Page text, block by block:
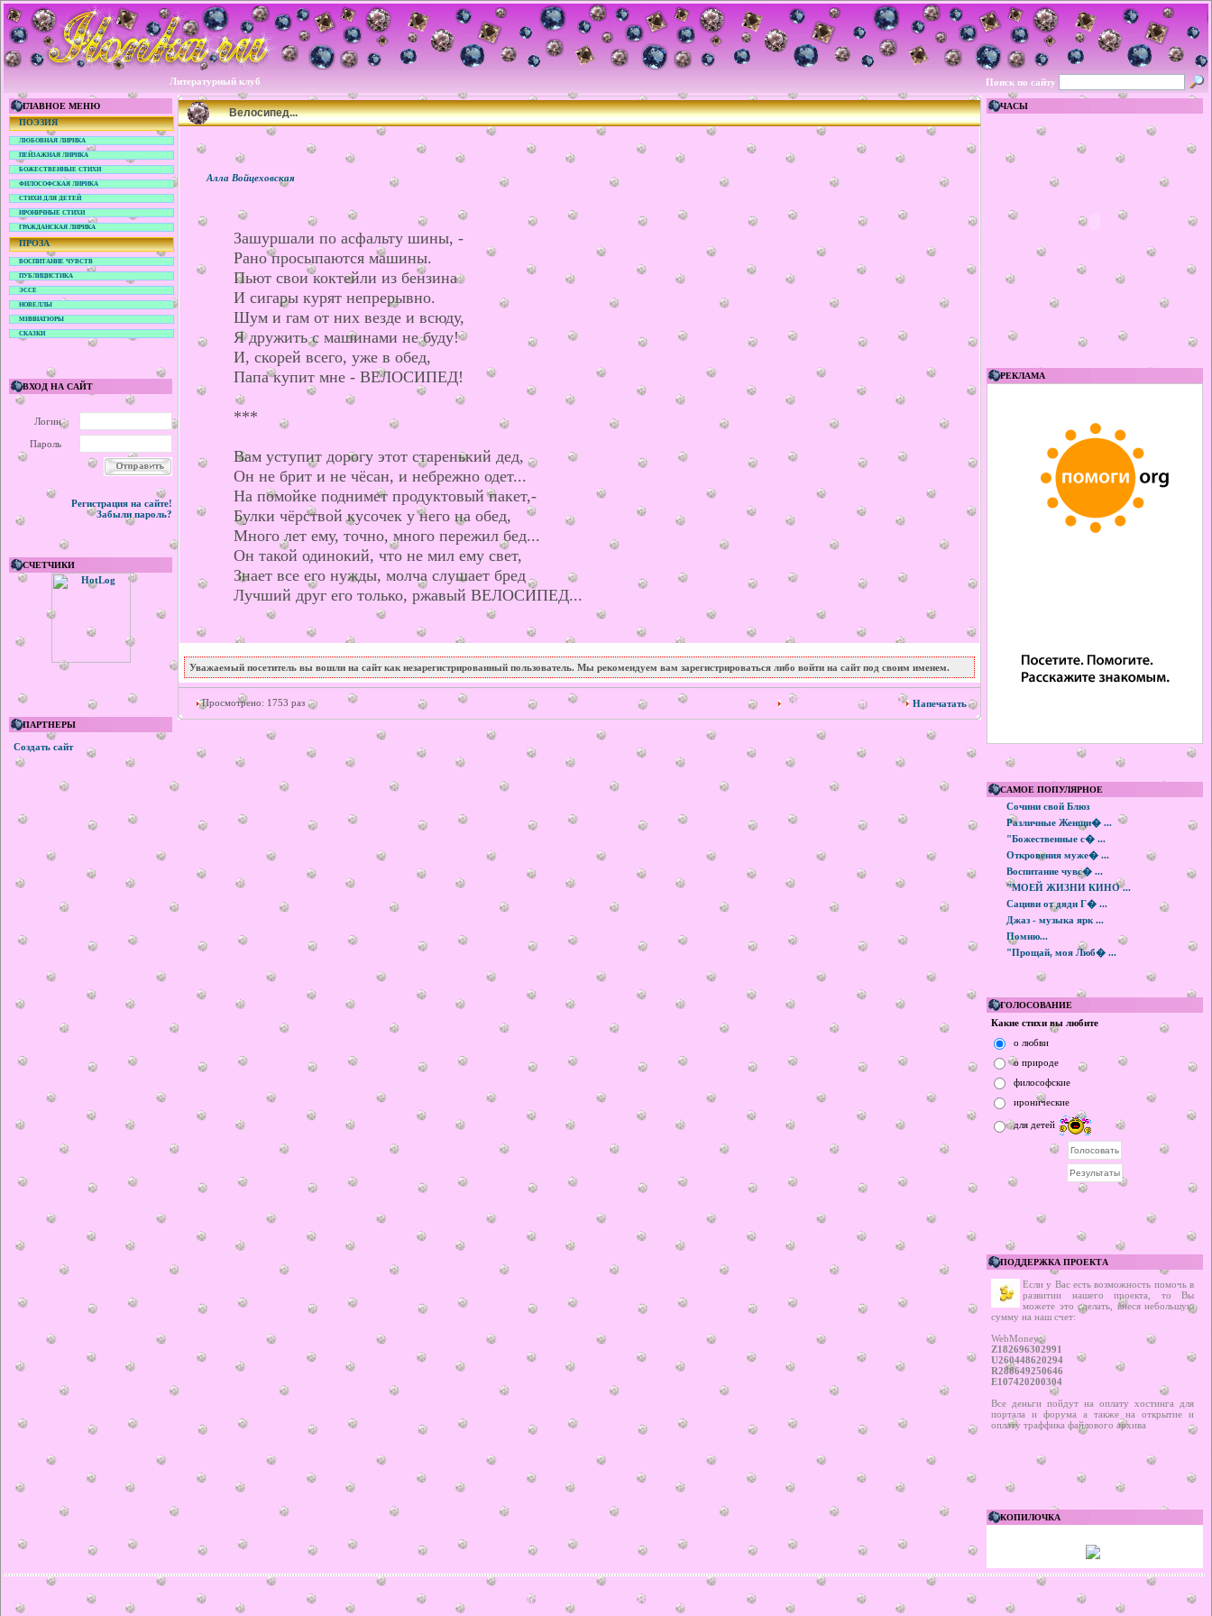
Литературный клуб Поиск по сайту
ГЛАВНОЕ МЕНЮ
ПОЭЗИЯ
ЛЮБОВНАЯ ЛИРИКА
ПЕЙЗАЖНАЯ ЛИРИКА
БОЖЕСТВЕННЫЕ СТИХИ
ФИЛОСОФСКАЯ ЛИРИКА
СТИХИ ДЛЯ ДЕТЕЙ
ИРОНИЧНЫЕ СТИХИ
ГРАЖДАНСКАЯ ЛИРИКА
ПРОЗА
ВОСПИТАНИЕ ЧУВСТВ
ПУБЛИЦИСТИКА
ЭССЕ
НОВЕЛЛЫ
МИНИАТЮРЫ
СКАЗКИ
ВХОД НА САЙТ
Логин
Пароль
Регистрация на сайте!
Забыли пароль?
СЧЕТЧИКИ
ПАРТНЕРЫ
Создать сайт
Велосипед...
Алла Войцеховская
Зашуршали по асфальту шины, -
Рано просыпаются машины.
Пьют свои коктейли из бензина
И сигары курят непрерывно.
Шум и гам от них везде и всюду,
Я дружить с машинами не буду!
И, скорей всего, уже в обед,
Папа купит мне - ВЕЛОСИПЕД!
***
Вам уступит дорогу этот старенький дед,
Он не брит и не чёсан, и небрежно одет...
На помойке поднимет продуктовый пакет,-
Булки чёрствой кусочек у него на обед,
Много лет ему, точно, много пережил бед...
Он такой одинокий, что не мил ему свет,
Знает все его нужды, молча слушает бред
Лучший друг его только, ржавый ВЕЛОСИПЕД...
Уважаемый посетитель вы вошли на сайт как незарегистрированный пользователь. Мы рекомендуем вам зарегистрироваться либо войти на сайт под своим именем.
Просмотрено: 1753 раз 16 сентября 2019 Напечатать
ЧАСЫ
РЕКЛАМА
САМОЕ ПОПУЛЯРНОЕ
Сочини свой Блюз
Различные Женщи� ...
"Божественные с� ...
Откровения муже� ...
Воспитание чувс� ...
"МОЕЙ ЖИЗНИ КИНО ...
Сациви от дяди Г� ...
Джаз - музыка ярк ...
Помню...
"Прощай, моя Люб� ...
ГОЛОСОВАНИЕ
Какие стихи вы любите
о любви
о природе
философские
иронические
для детей
ПОДДЕРЖКА ПРОЕКТА
Если у Вас есть возможность помочь в
развитии нашего проекта, то Вы
можете это сделать, внеся небольшую
сумму на наш счет:
WebMoney:
Z182696302991
U260448620294
R288649250646
E107420200304
Все деньги пойдут на оплату хостинга для
портала и форума а также на открытие и
оплату траффика файлового архива
КОПИЛОЧКА
© ilonka.ru 2006 | design by V